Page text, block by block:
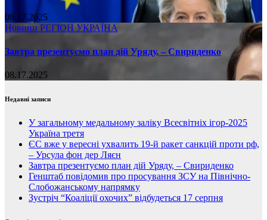
08.17.2025
Новини РЕГІОН УКРАЇНА
Завтра презентуємо план дій Уряду, – Свириденко
08.17.2025
Недавні записи
У загальному медальному заліку Всесвітніх ігор-2025
Україна третя
ЄС вже у вересні ухвалить 19-й ракет санкцій проти рф,
– Урсула фон дер Ляєн
Завтра презентуємо план дій Уряду, – Свириденко
Генштаб повідомив про просування ЗСУ на Північно-
Слобожанському напрямку
Зустріч “Коаліції охочих” відбудеться 17 серпня